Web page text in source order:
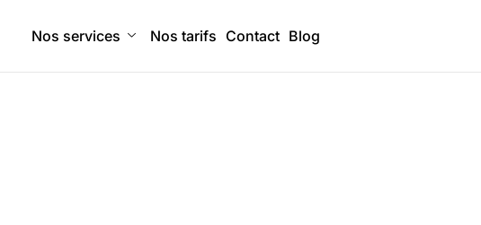
Nos services Nos tarifs Contact Blog